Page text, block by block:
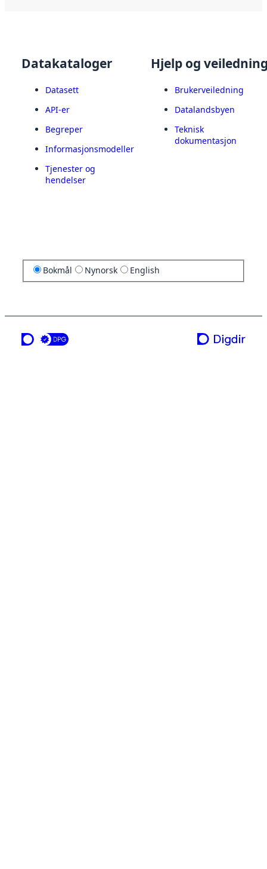
Datakataloger
Datasett
API-er
Begreper
Informasjonsmodeller
Tjenester og
hendelser
Hjelp og
Brukerveiledning
Datalandsbyen
Teknisk
dokumentasjon
Bokmål Nynorsk English